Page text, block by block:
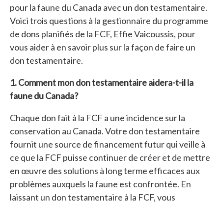
pour la faune du Canada avec un don testamentaire.
Voici trois questions à la gestionnaire du programme
de dons planifiés de la FCF, Effie Vaicoussis, pour
vous aider à en savoir plus sur la façon de faire un
don testamentaire.
1. Comment mon don testamentaire aidera-t-il la
faune du Canada?
Chaque don fait à la FCF a une incidence sur la
conservation au Canada. Votre don testamentaire
fournit une source de financement futur qui veille à
ce que la FCF puisse continuer de créer et de mettre
en œuvre des solutions à long terme efficaces aux
problèmes auxquels la faune est confrontée. En
laissant un don testamentaire à la FCF, vous